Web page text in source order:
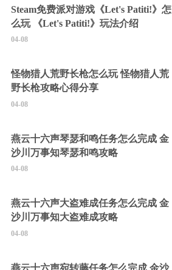
Steam免费派对游戏《Let's Patiti!》怎
么玩 《Let's Patiti!》玩法介绍
04-08
怪物猎人荒野长枪怎么玩 怪物猎人荒
野长枪攻略心得分享
04-08
燕云十六声琴瑟和鸣任务怎么完成 金
沙川万事知琴瑟和鸣攻略
04-08
燕云十六声大盗难成任务怎么完成 金
沙川万事知大盗难成攻略
04-08
燕云十六声宛转藤任务怎么完成 金沙